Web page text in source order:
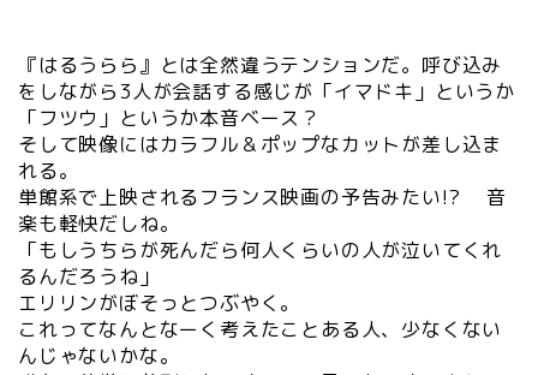
『はるうらら』とは全然違うテンションだ。呼び込み
をしながら3人が会話する感じが「イマドキ」というか
「フツウ」というか本音ベース？
そして映像にはカラフル＆ポップなカットが差し込ま
れる。
単館系で上映されるフランス映画の予告みたい!? 音
楽も軽快だしね。
「もしうちらが死んだら何人くらいの人が泣いてくれ
るんだろうね」
エリリンがぼそっとつぶやく。
これってなんとなーく考えたことある人、少なくない
んじゃないかな。